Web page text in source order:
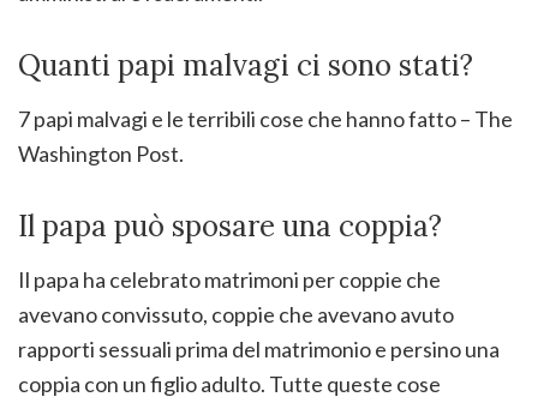
Quanti papi malvagi ci sono stati?
7 papi malvagi e le terribili cose che hanno fatto – The
Washington Post.
Il papa può sposare una coppia?
Il papa ha celebrato matrimoni per coppie che
avevano convissuto, coppie che avevano avuto
rapporti sessuali prima del matrimonio e persino una
coppia con un figlio adulto. Tutte queste cose